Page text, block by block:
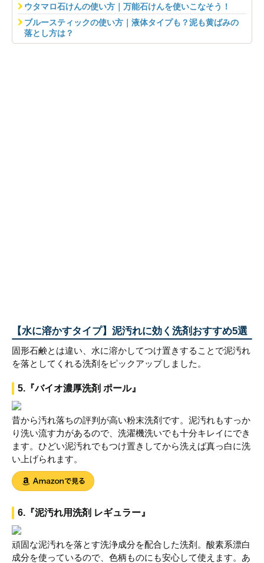
ウタマロ石けんの使い方｜万能石けんを使いこなそう！
ブルースティックの使い方｜液体タイプも？泥も黄ばみの
落とし方は？
【水に溶かすタイプ】泥汚れに効く洗剤おすすめ5選
固形石鹸とは違い、水に溶かしてつけ置きすることで泥汚れ
を落としてくれる洗剤をピックアップしました。
5.『バイオ濃厚洗剤 ポール』
昔から汚れ落ちの評判が高い粉末洗剤です。泥汚れもすっか
り洗い流す力があるので、洗濯機洗いでも十分キレイにでき
ます。ひどい泥汚れでもつけ置きしてから洗えば真っ白に洗
い上げられます。
6.『泥汚れ用洗剤 レギュラー』
頑固な泥汚れを落とす洗浄成分を配合した洗剤。酸素系漂白
成分を使っているので、色柄ものにも安心して使えます。あ